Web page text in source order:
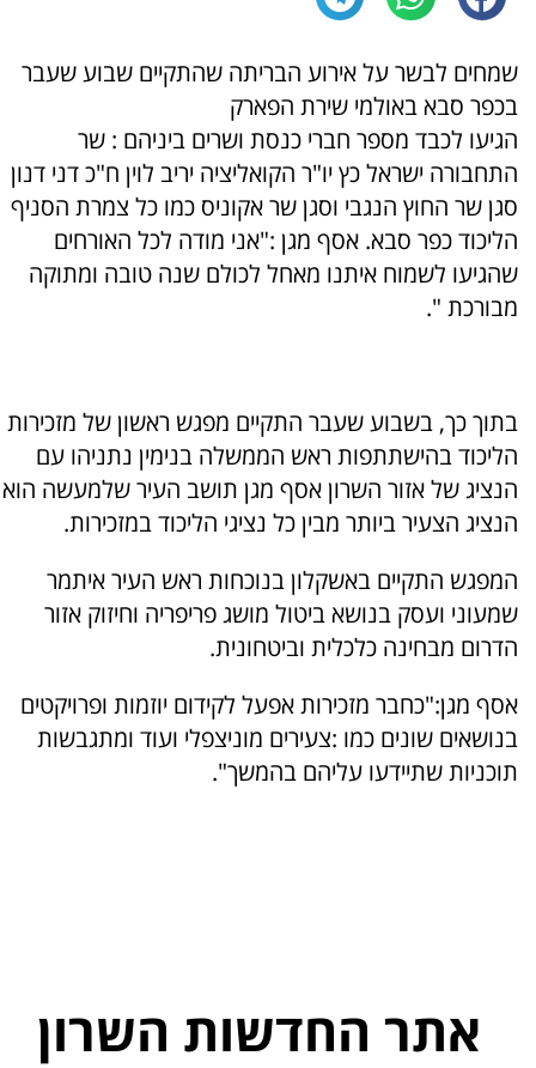
שמחים לבשר על אירוע הבריתה שהתקיים שבוע שעבר
בכפר סבא באולמי שירת הפארק
הגיעו לכבד מספר חברי כנסת ושרים ביניהם : שר
התחבורה ישראל כץ יו"ר הקואליציה יריב לוין ח"כ דני דנון
סגן שר החוץ הנגבי וסגן שר אקוניס כמו כל צמרת הסניף
הליכוד כפר סבא. אסף מגן :"אני מודה לכל האורחים
שהגיעו לשמוח איתנו מאחל לכולם שנה טובה ומתוקה
מבורכת ".
בתוך כך, בשבוע שעבר התקיים מפגש ראשון של מזכירות
הליכוד בהישתתפות ראש הממשלה בנימין נתניהו עם
הנציג של אזור השרון אסף מגן תושב העיר שלמעשה הוא
הנציג הצעיר ביותר מבין כל נציגי הליכוד במזכירות.
המפגש התקיים באשקלון בנוכחות ראש העיר איתמר
שמעוני ועסק בנושא ביטול מושג פריפריה וחיזוק אזור
הדרום מבחינה כלכלית וביטחונית.
אסף מגן:"כחבר מזכירות אפעל לקידום יוזמות ופרויקטים
בנושאים שונים כמו :צעירים מוניצפלי ועוד ומתגבשות
תוכניות שתיידעו עליהם בהמשך".
אתר החדשות השרון